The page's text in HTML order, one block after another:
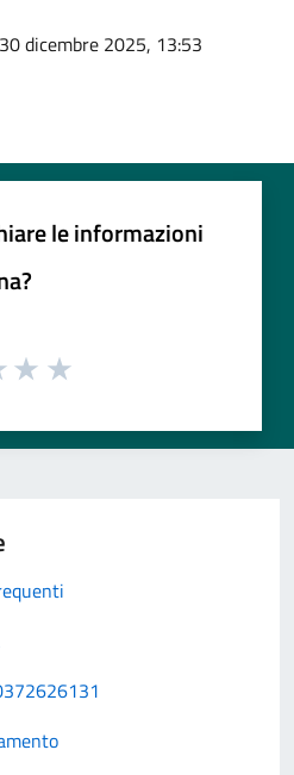
dicembre 2025, 13:53
le informazioni